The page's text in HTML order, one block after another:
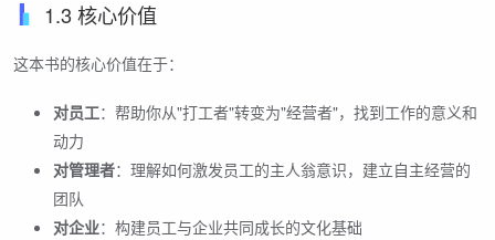
1.3 核心价值
这本书的核心价值在于：
对员工：帮助你从"打工者"转变为"经营者"，找到工作的意义和
动力
对管理者：理解如何激发员工的主人翁意识，建立自主经营的
团队
对企业：构建员工与企业共同成长的文化基础